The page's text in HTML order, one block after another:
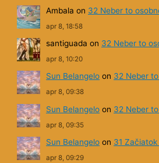
Ambala on 32 Neber to
apr 8, 18:58
santiguada on 32 Neber to
apr 8, 10:20
Sun Belangelo on 32 Neber
apr 8, 09:38
Sun Belangelo on 32 Neber
apr 8, 09:35
Sun Belangelo on 31
apr 8, 09:29